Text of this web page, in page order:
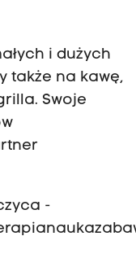
i dużych
także na kawę,
Swoje
-